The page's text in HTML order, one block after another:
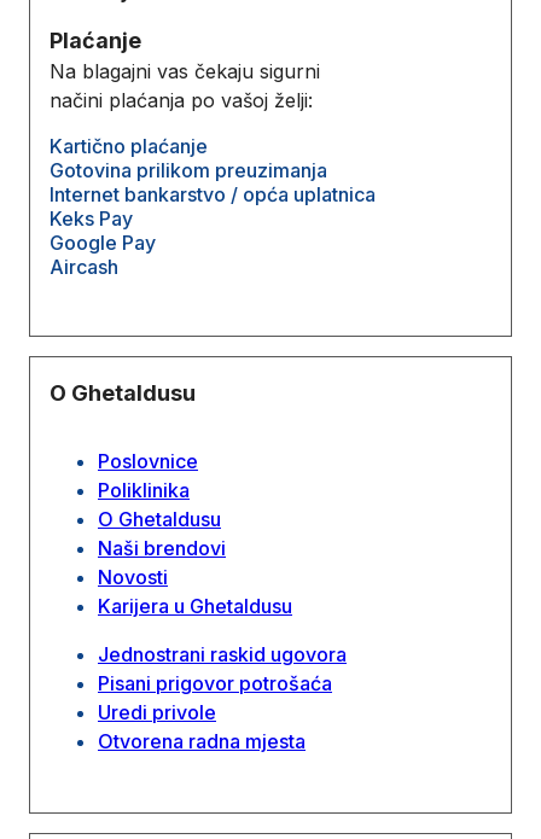
Plaćanje
Na blagajni vas čekaju sigurni
načini plaćanja po vašoj želji:
Kartično plaćanje
Gotovina prilikom preuzimanja
Internet bankarstvo / opća uplatnica
Keks Pay
Google Pay
Aircash
O Ghetaldusu
Poslovnice
Poliklinika
O Ghetaldusu
Naši brendovi
Novosti
Karijera u Ghetaldusu
Jednostrani raskid ugovora
Pisani prigovor potrošaća
Uredi privole
Otvorena radna mjesta